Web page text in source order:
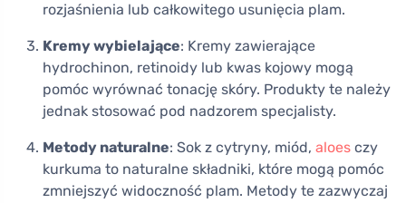
rozjaśnienia lub całkowitego usunięcia plam.
Kremy wybielające: Kremy zawierające
hydrochinon, retinoidy lub kwas kojowy mogą
pomóc wyrównać tonację skóry. Produkty te należy
jednak stosować pod nadzorem specjalisty.
Metody naturalne: Sok z cytryny, miód, aloes czy
kurkuma to naturalne składniki, które mogą pomóc
zmniejszyć widoczność plam. Metody te zazwyczaj